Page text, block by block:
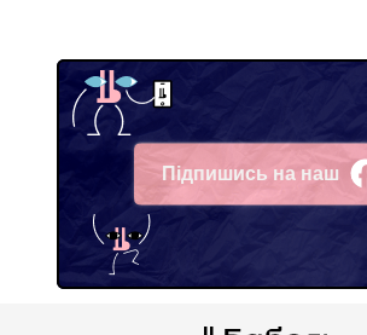
Підпишись на наш
Facebook